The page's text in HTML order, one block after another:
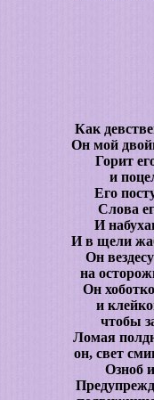
Как
Он мой
Горит
и
Его
Слова
И
И в щели
Он
на
Он
и
чтобы
Ломая
он, свет
Озноб